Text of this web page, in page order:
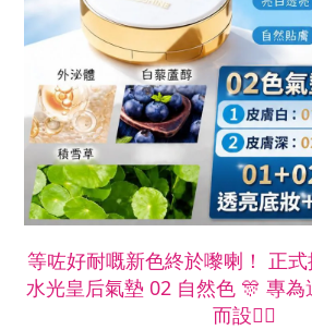
等咗好耐嘅新色終於嚟喇！ 正
水光皇后氣墊 02 自然色 🎊 專
而設🧏‍♀️